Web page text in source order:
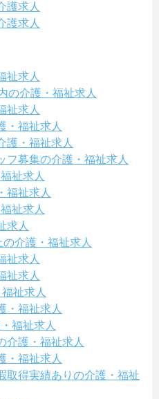
護求人
護求人
祉求人
の介護・福祉求人
祉求人
・福祉求人
護・福祉求人
フ募集の介護・福祉求人
祉求人
福祉求人
祉求人
求人
介護・福祉求人
祉求人
祉求人
祉求人
・福祉求人
福祉求人
介護・福祉求人
・福祉求人
取得実績ありの介護・福祉